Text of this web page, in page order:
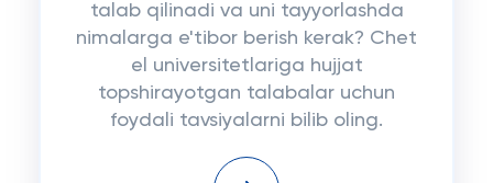
talab qilinadi va uni tayyorlashda
nimalarga e'tibor berish kerak? Chet
el universitetlariga hujjat
topshirayotgan talabalar uchun
foydali tavsiyalarni bilib oling.